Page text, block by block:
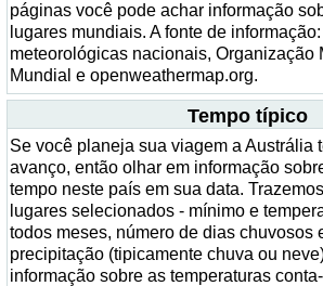
páginas você pode achar informação
lugares mundiais. A fonte de
meteorológicas nacionais, Organização
Mundial e openweathermap.org.
Tempo típico
Se você planeja sua viagem a Austrália
avanço, então olhar em informação
tempo neste país em sua data.
lugares selecionados - mínimo e
todos meses, número de dias chuvosos
precipitação (tipicamente chuva ou
informação sobre as temperaturas